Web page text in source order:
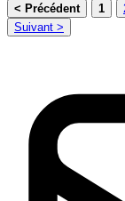
< Précédent 1
Suivant >